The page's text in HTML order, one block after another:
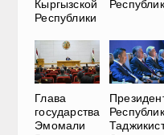
Кыргызской
Республики
Глава
государства
Эмомали